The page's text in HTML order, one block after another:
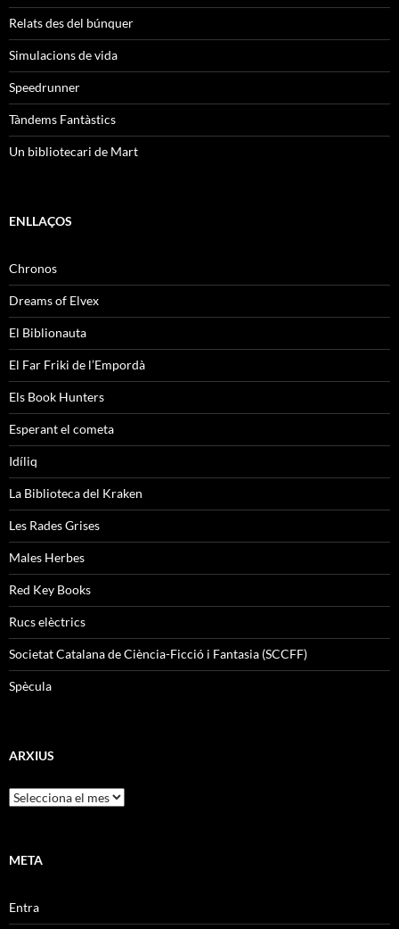
Relats des del búnquer
Simulacions de vida
Speedrunner
Tàndems Fantàstics
Un bibliotecari de Mart
ENLLAÇOS
Chronos
Dreams of Elvex
El Biblionauta
El Far Friki de l’Empordà
Els Book Hunters
Esperant el cometa
Idíliq
La Biblioteca del Kraken
Les Rades Grises
Males Herbes
Red Key Books
Rucs elèctrics
Societat Catalana de Ciència-Ficció i Fantasia (SCCFF)
Spècula
ARXIUS
Arxius
META
Entra